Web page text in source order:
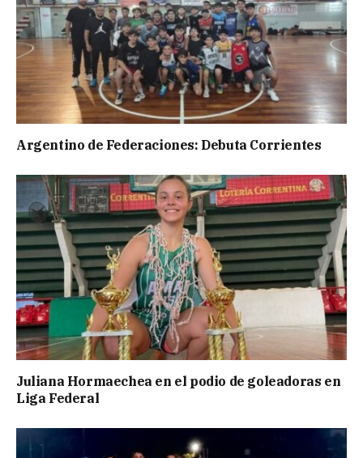
Argentino de Federaciones: Debuta Corrientes
Juliana Hormaechea en el podio de goleadoras en
Liga Federal